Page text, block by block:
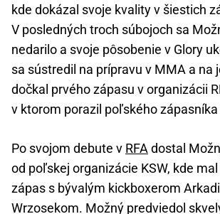
kde dokázal svoje kvality v šiestich
V posledných troch súbojoch sa
nedarilo a svoje pôsobenie v Glory
sa sústredil na prípravu v MMA a na
dočkal prvého zápasu v organizácii
v ktorom porazil poľského
Po svojom debute v RFA dostal
od poľskej organizácie KSW, kde
zápas s bývalým kickboxerom
Wrzosekom. Možný predviedol